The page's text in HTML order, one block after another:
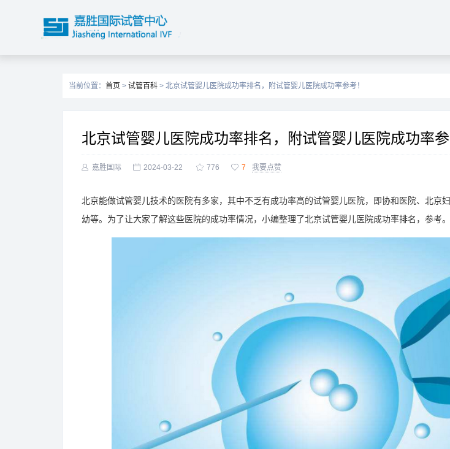
当前位置： 首页 > 试管百科 > 北京试管婴儿医院成功率排名，附试管婴儿医院成功率参考！
北京试管婴儿医院成功率排名，附试管婴儿医院成功率参
 嘉胜国际  2024-03-22  776  7 我要点赞
北京能做试管婴儿技术的医院有多家，其中不乏有成功率高的试管婴儿医院，即协和医院、北京
幼等。为了让大家了解这些医院的成功率情况，小编整理了北京试管婴儿医院成功率排名，参考。